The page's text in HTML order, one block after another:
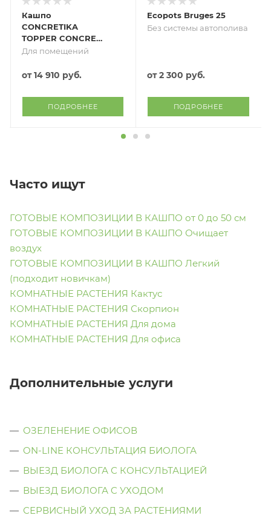
Кашпо
CONCRETIKA
TOPPER CONCRETE
WHITE
Для помещений
от14 910 руб.
ПОДРОБНЕЕ
Ecopots Bruges 25
Без системы автополива
от2 300 руб.
ПОДРОБНЕЕ
Часто ищут
ГОТОВЫЕ КОМПОЗИЦИИ В КАШПО от 0 до 50 см
ГОТОВЫЕ КОМПОЗИЦИИ В КАШПО Очищает
воздух
ГОТОВЫЕ КОМПОЗИЦИИ В КАШПО Легкий
(подходит новичкам)
КОМНАТНЫЕ РАСТЕНИЯ Кактус
КОМНАТНЫЕ РАСТЕНИЯ Скорпион
КОМНАТНЫЕ РАСТЕНИЯ Для дома
КОМНАТНЫЕ РАСТЕНИЯ Для офиса
Дополнительные услуги
ОЗЕЛЕНЕНИЕ ОФИСОВ
ON-LINE КОНСУЛЬТАЦИЯ БИОЛОГА
ВЫЕЗД БИОЛОГА С КОНСУЛЬТАЦИЕЙ
ВЫЕЗД БИОЛОГА C УХОДОМ
СЕРВИСНЫЙ УХОД ЗА РАСТЕНИЯМИ